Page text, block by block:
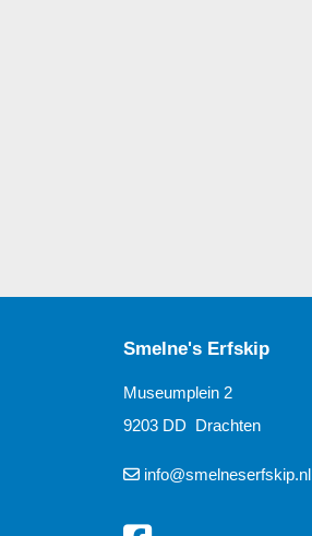
Smelne's Erfskip
Museumplein 2
9203 DD Drachten
info@smelneserfskip.nl